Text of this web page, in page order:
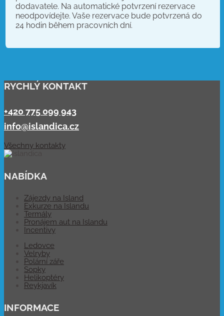
dodavatele. Na automatické potvrzení rezervace
neodpovídejte. Vaše rezervace bude potvrzená do
24 hodin během pracovních dní.
RYCHLÝ KONTAKT
+420 775 099 943
info@islandica.cz
Všechny kontakty
NABÍDKA
Zájezdy na Island
Exkurze na Islandu
Termály
Pronájem aut na Islandu
Incentivy
Ledovce
Velryby
Polární záře
Sopky
Helikoptéry
Reykjavík
INFORMACE